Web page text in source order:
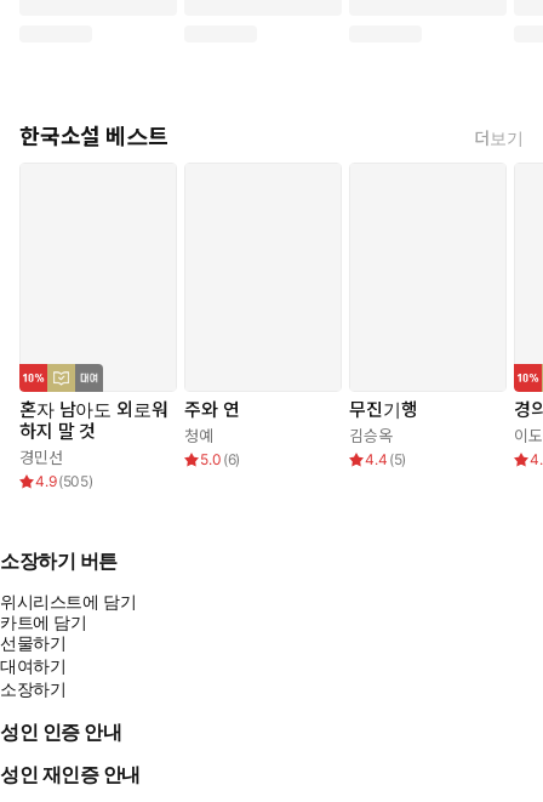
한국소설 베스트 더보기
혼자 남아도 외로워
하지 말 것
경민선
4.9(505)
주와 연
청예
5.0 (6)
무진기행
김승옥
4.4 (5)
경
이
소장하기 버튼
위시리스트에 담기
카트에 담기
선물하기
대여하기
소장하기
성인 인증 안내
성인 재인증 안내